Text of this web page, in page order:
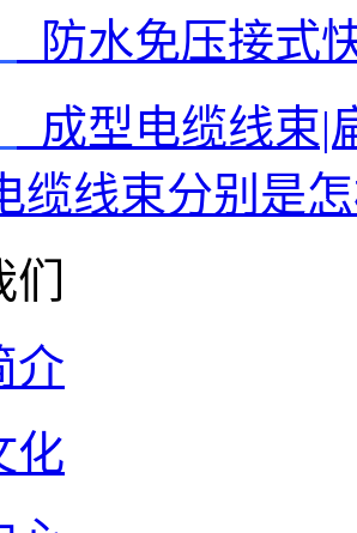
防水免压接式
成型电缆线束|
缆线束分别是
介
化